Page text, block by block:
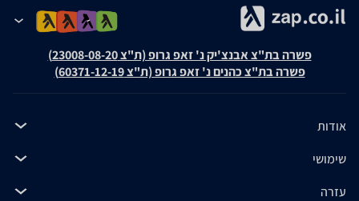
פשרה בת"צ אבנצ'יק נ' זאפ גרופ (ת"צ 23008-08-20)
פשרה בת"צ כהנים נ' זאפ גרופ (ת"צ 60371-12-19)
אודות
שימושי
עזרה